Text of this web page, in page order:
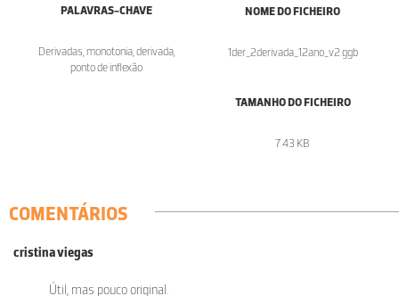
PALAVRAS-CHAVE
Derivadas, monotonia, derivada,
ponto de inflexão
NOME DO FICHEIRO
1der_2derivada_12ano_v2.ggb
TAMANHO DO FICHEIRO
7.43 KB
COMENTÁRIOS
cristina viegas
Útil, mas pouco original.